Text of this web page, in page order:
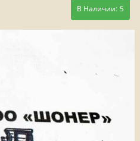
В Наличии: 5